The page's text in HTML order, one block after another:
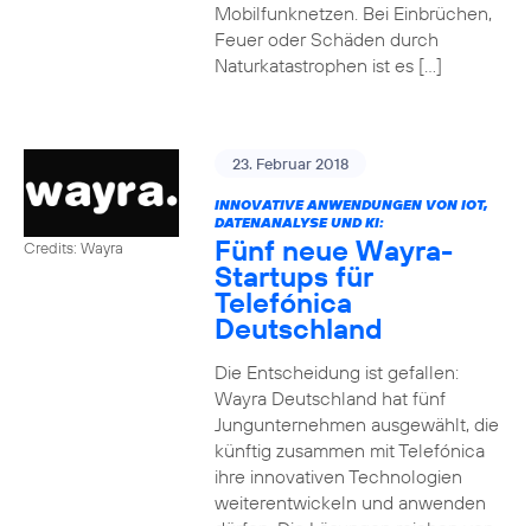
Mobilfunknetzen. Bei Einbrüchen,
Feuer oder Schäden durch
Naturkatastrophen ist es […]
Credits: Wayra
23. Februar 2018
INNOVATIVE ANWENDUNGEN VON IOT,
DATENANALYSE UND KI:
Fünf neue Wayra-
Startups für
Telefónica
Deutschland
Die Entscheidung ist gefallen:
Wayra Deutschland hat fünf
Jungunternehmen ausgewählt, die
künftig zusammen mit Telefónica
ihre innovativen Technologien
weiterentwickeln und anwenden